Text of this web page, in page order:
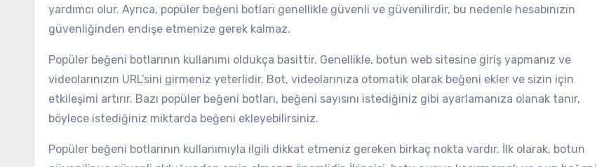
yardımcı olur. Ayrıca, popüler beğeni botları genellikle güvenli ve güvenilirdir, bu nedenle hesabınızın
güvenliğinden endişe etmenize gerek kalmaz.
Popüler beğeni botlarının kullanımı oldukça basittir. Genellikle, botun web sitesine giriş yapmanız ve
videolarınızın URL’sini girmeniz yeterlidir. Bot, videolarınıza otomatik olarak beğeni ekler ve sizin için
etkileşimi artırır. Bazı popüler beğeni botları, beğeni sayısını istediğiniz gibi ayarlamanıza olanak tanır,
böylece istediğiniz miktarda beğeni ekleyebilirsiniz.
Popüler beğeni botlarının kullanımıyla ilgili dikkat etmeniz gereken birkaç nokta vardır. İlk olarak, botun